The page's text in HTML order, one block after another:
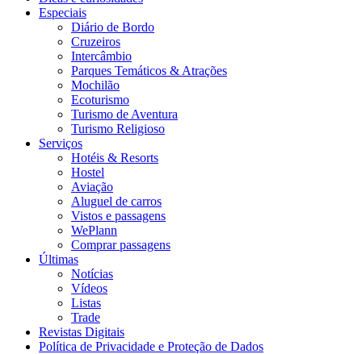
Especiais
Diário de Bordo
Cruzeiros
Intercâmbio
Parques Temáticos & Atrações
Mochilão
Ecoturismo
Turismo de Aventura
Turismo Religioso
Serviços
Hotéis & Resorts
Hostel
Aviação
Aluguel de carros
Vistos e passagens
WePlann
Comprar passagens
Últimas
Notícias
Vídeos
Listas
Trade
Revistas Digitais
Política de Privacidade e Proteção de Dados